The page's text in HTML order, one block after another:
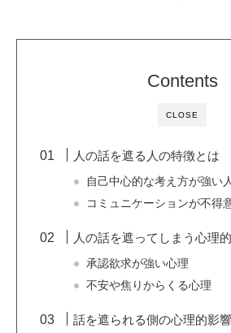
CLOSE
Contents
人の話を遮る人の特徴とは
自己中心的な考え方が強い
コミュニケーションが不得
人の話を遮ってしまう心理
承認欲求が強い心理
不安や焦りからくる心理
話を遮られる側の心理的影響